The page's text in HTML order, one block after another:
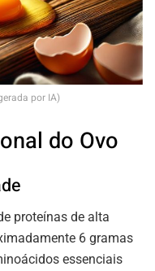
por IA)
do Ovo
proteínas de alta
6 gramas
essenciais